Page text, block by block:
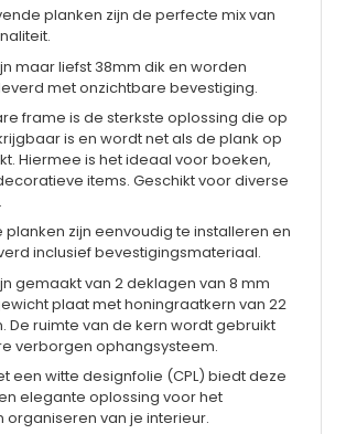
planken zijn de perfecte mix van
maar liefst 38mm dik en worden
met onzichtbare bevestiging.
frame is de sterkste oplossing die op
is en wordt net als de plank op
Hiermee is het ideaal voor boeken,
items. Geschikt voor diverse
planken zijn eenvoudig te installeren en
inclusief bevestigingsmateriaal.
gemaakt van 2 deklagen van 8 mm
plaat met honingraatkern van 22
De ruimte van de kern wordt gebruikt
verborgen ophangsysteem.
een witte designfolie (CPL) biedt deze
elegante oplossing voor het
van je interieur.